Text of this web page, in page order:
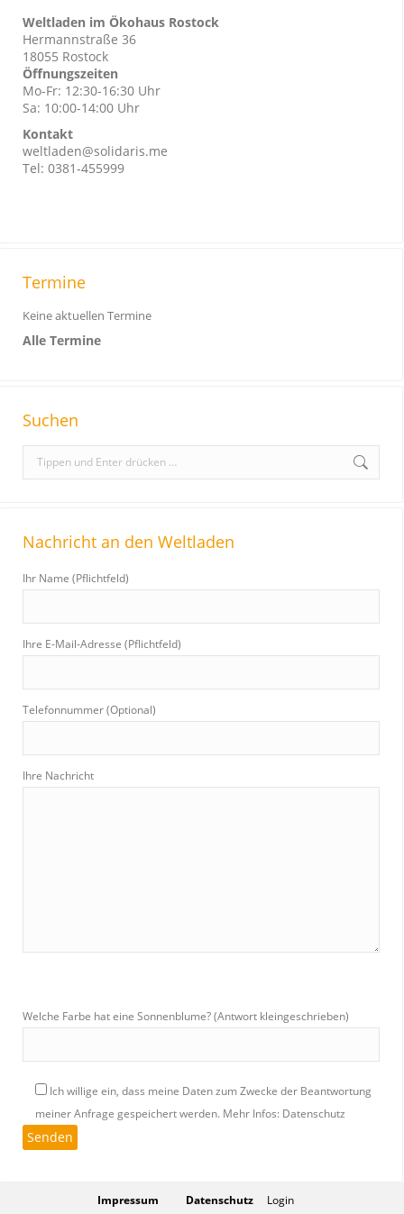
Weltladen im Ökohaus Rostock
Hermannstraße 36
18055 Rostock
Öffnungszeiten
Mo-Fr: 12:30-16:30 Uhr
Sa: 10:00-14:00 Uhr
Kontakt
weltladen@solidaris.me
Tel: 0381-455999
Termine
Keine aktuellen Termine
Alle Termine
Suchen
e
c
:
Nachricht an den Weltladen
Ihr Name (Pflichtfeld)
Ihre E-Mail-Adresse (Pflichtfeld)
Telefonnummer (Optional)
Ihre Nachricht
Welche Farbe hat eine Sonnenblume? (Antwort kleingeschrieben)
Ich willige ein, dass meine Daten zum Zwecke der Beantwortung
meiner Anfrage gespeichert werden. Mehr Infos: Datenschutz
Impressum Datenschutz Login